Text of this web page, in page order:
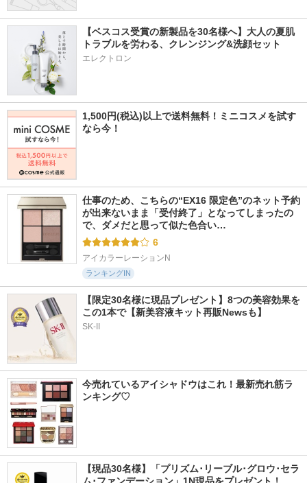
【ベスコス受賞の新製品を30名様へ】大人の夏肌
トラブルを労わる、クレンジング&洗顔セット
エレクトロン
1,500円(税込)以上で送料無料！ミニコスメを試す
なら今！
仕事のため、こちらの“EX16 限定色”のネット予約
が出来ないまま「受付終了」となってしまったの
で、ダメだと思って似た色合い…
6
アイカラーレーションN
ランキングIN
【限定30名様に現品プレゼント】8つの美容効果を
この1本で【新美容液キット再販Newsも】
SK-II
今売れているアイシャドウはこれ！最新売れ筋ラ
ンキング♡
【現品30名様】「プリズム･リーブル･グロウ･セラ